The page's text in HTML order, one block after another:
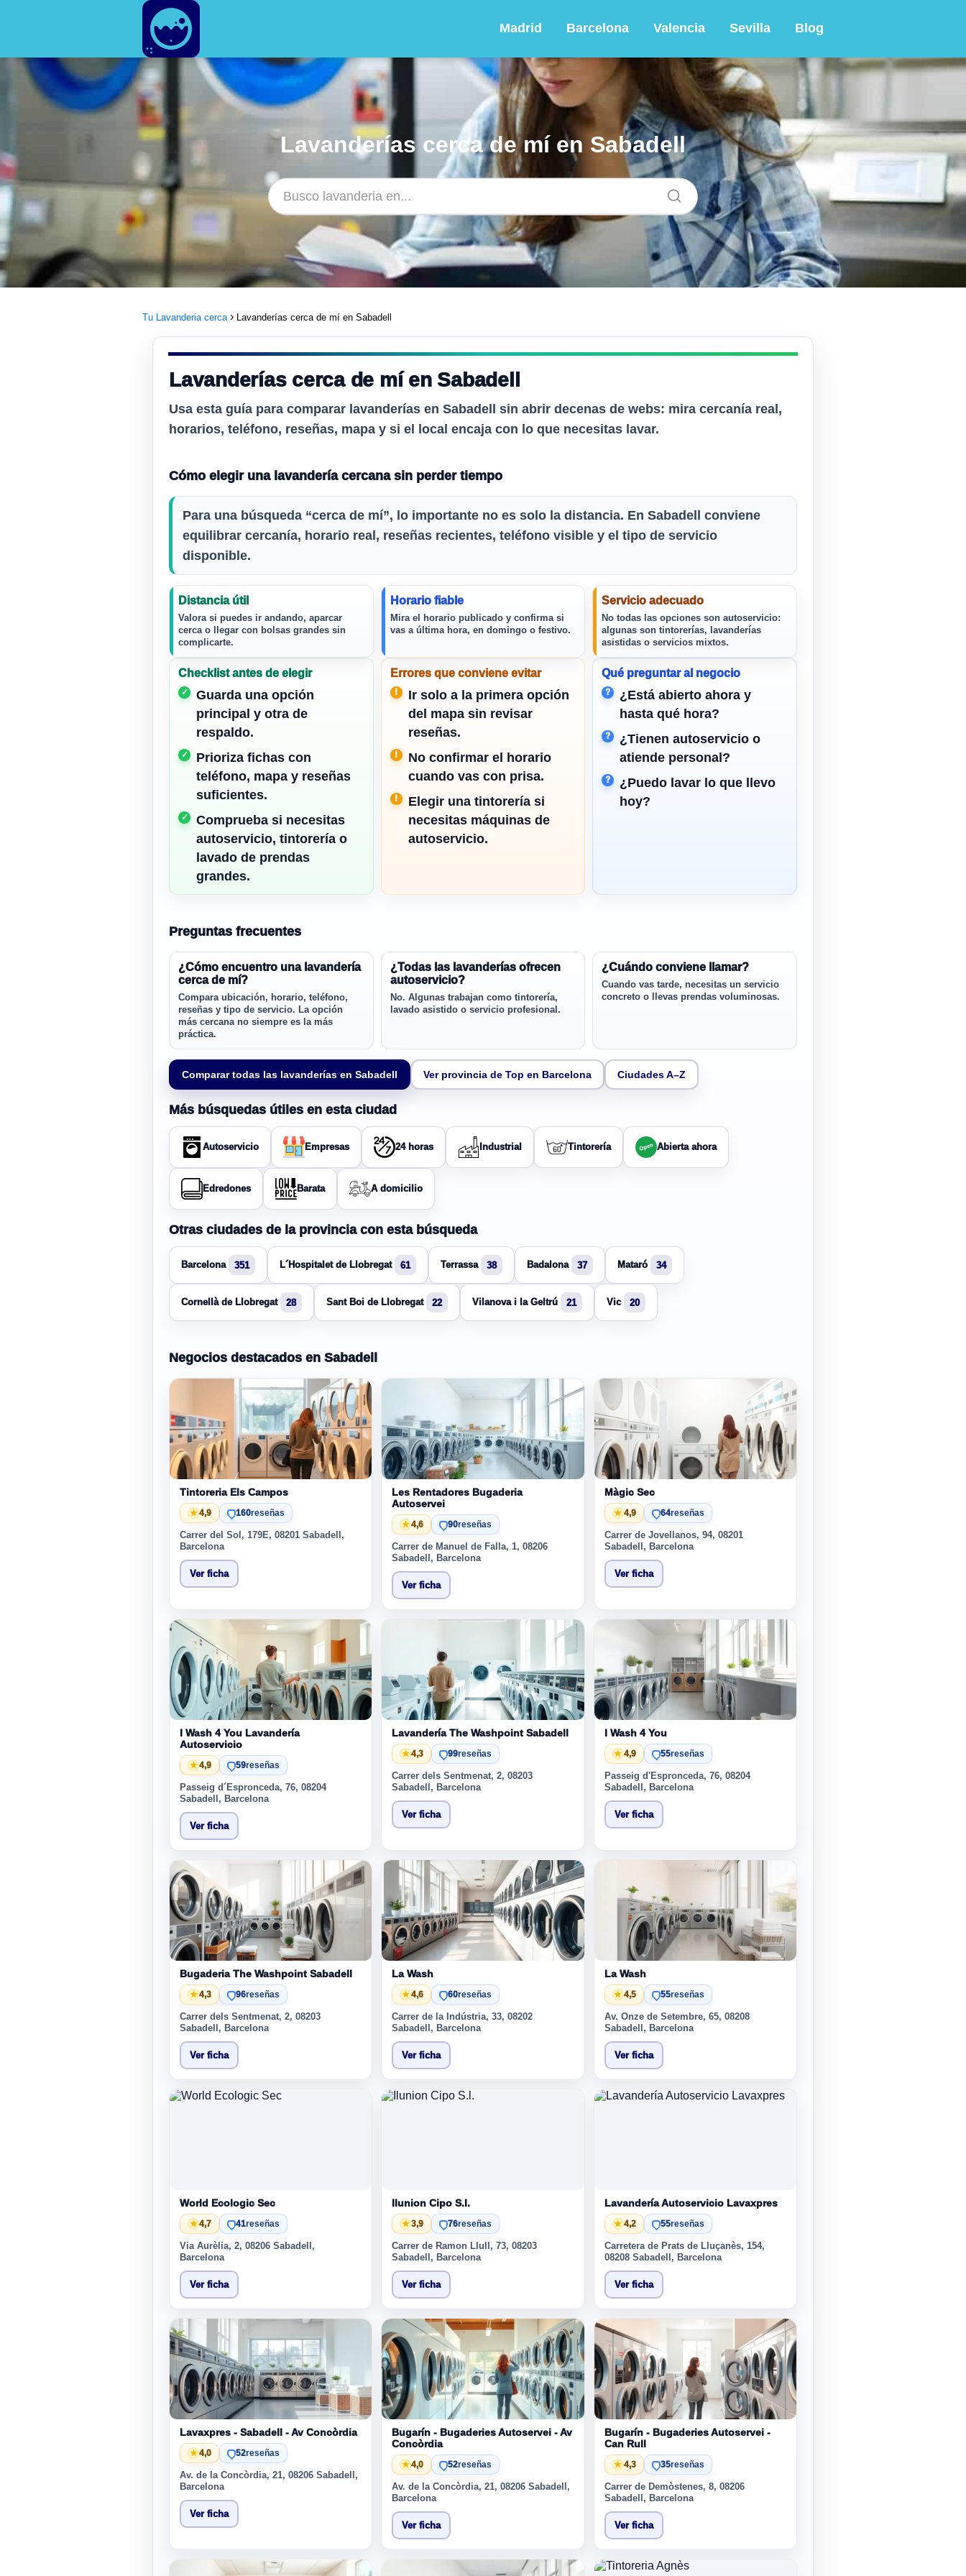
Madrid Barcelona Valencia Sevilla Blog
Lavanderías cerca de mí en Sabadell
Tu Lavanderia cerca Lavanderías cerca de mí en Sabadell
Lavanderías cerca de mí en Sabadell
Usa esta guía para comparar lavanderías en Sabadell
sin abrir decenas de webs: mira cercanía real,
horarios, teléfono, reseñas, mapa y si el local encaja con lo que necesitas lavar.
Cómo elegir una lavandería cercana sin perder tiempo
Para una búsqueda “cerca de mí”, lo importante no es solo la distancia. En Sabadell conviene
equilibrar cercanía, horario real, reseñas recientes, teléfono visible y el tipo de servicio
disponible.
Distancia útil
Valora si puedes ir andando, aparcar
cerca o llegar con bolsas grandes sin
complicarte.
Horario fiable
Mira el horario publicado y confirma si
vas a última hora, en domingo o festivo.
Servicio adecuado
No todas las opciones son autoservicio:
algunas son tintorerías, lavanderías
asistidas o servicios mixtos.
Checklist antes de elegir
Guarda una opción
principal y otra de
respaldo.
Prioriza fichas con
teléfono, mapa y reseñas
suficientes.
Comprueba si necesitas
autoservicio, tintorería o
lavado de prendas
grandes.
Errores que conviene evitar
Ir solo a la primera opción
del mapa sin revisar
reseñas.
No confirmar el horario
cuando vas con prisa.
Elegir una tintorería si
necesitas máquinas de
autoservicio.
Qué preguntar al negocio
¿Está abierto ahora y
hasta qué hora?
¿Tienen autoservicio o
atiende personal?
¿Puedo lavar lo que llevo
hoy?
Preguntas frecuentes
¿Cómo encuentro una lavandería
cerca de mí?
Compara ubicación, horario, teléfono,
reseñas y tipo de servicio. La opción
más cercana no siempre es la más
práctica.
¿Todas las lavanderías ofrecen
autoservicio?
No. Algunas trabajan como tintorería,
lavado asistido o servicio profesional.
¿Cuándo conviene llamar?
Cuando vas tarde, necesitas un servicio
concreto o llevas prendas voluminosas.
Comparar todas las lavanderías en Sabadell Ver provincia de Top en Barcelona Ciudades A–Z
Más búsquedas útiles en esta ciudad
Autoservicio Empresas 24 horas Industrial Tintorería Abierta ahora
Edredones Barata A domicilio
Otras ciudades de la provincia con esta búsqueda
Barcelona 351 L´Hospitalet de Llobregat 61 Terrassa 38 Badalona 37 Mataró 34
Cornellà de Llobregat 28 Sant Boi de Llobregat 22 Vilanova i la Geltrú 21 Vic 20
Negocios destacados en Sabadell
Tintoreria Els Campos
★4,9 160reseñas
Carrer del Sol, 179E, 08201 Sabadell,
Barcelona
Ver ficha
Les Rentadores Bugaderia
Autoservei
★4,6 90reseñas
Carrer de Manuel de Falla, 1, 08206
Sabadell, Barcelona
Ver ficha
Màgic Sec
★4,9 64reseñas
Carrer de Jovellanos, 94, 08201
Sabadell, Barcelona
Ver ficha
I Wash 4 You Lavandería
Autoservicio
★4,9 59reseñas
Passeig d´Espronceda, 76, 08204
Sabadell, Barcelona
Ver ficha
Lavandería The Washpoint Sabadell
★4,3 99reseñas
Carrer dels Sentmenat, 2, 08203
Sabadell, Barcelona
Ver ficha
I Wash 4 You
★4,9 55reseñas
Passeig d'Espronceda, 76, 08204
Sabadell, Barcelona
Ver ficha
Bugaderia The Washpoint Sabadell
★4,3 96reseñas
Carrer dels Sentmenat, 2, 08203
Sabadell, Barcelona
Ver ficha
La Wash
★4,6 60reseñas
Carrer de la Indústria, 33, 08202
Sabadell, Barcelona
Ver ficha
La Wash
★4,5 55reseñas
Av. Onze de Setembre, 65, 08208
Sabadell, Barcelona
Ver ficha
World Ecologic Sec
★4,7 41reseñas
Via Aurèlia, 2, 08206 Sabadell,
Barcelona
Ver ficha
Ilunion Cipo S.l.
★3,9 76reseñas
Carrer de Ramon Llull, 73, 08203
Sabadell, Barcelona
Ver ficha
Lavandería Autoservicio Lavaxpres
★4,2 55reseñas
Carretera de Prats de Lluçanès, 154,
08208 Sabadell, Barcelona
Ver ficha
Lavaxpres - Sabadell - Av Concòrdia
★4,0 52reseñas
Av. de la Concòrdia, 21, 08206 Sabadell,
Barcelona
Ver ficha
Bugarín - Bugaderies Autoservei - Av
Concòrdia
★4,0 52reseñas
Av. de la Concòrdia, 21, 08206 Sabadell,
Barcelona
Ver ficha
Bugarín - Bugaderies Autoservei -
Can Rull
★4,3 35reseñas
Carrer de Demòstenes, 8, 08206
Sabadell, Barcelona
Ver ficha